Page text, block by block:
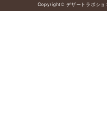
Copyright© デザートラボシ